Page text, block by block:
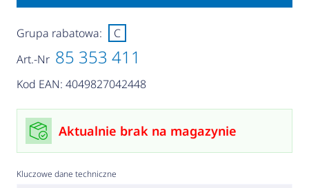
Art.-Nr 85 353 411
Kod EAN: 4049827042448
Grupa rabatowa: C
Aktualnie brak na magazynie
Kluczowe dane techniczne